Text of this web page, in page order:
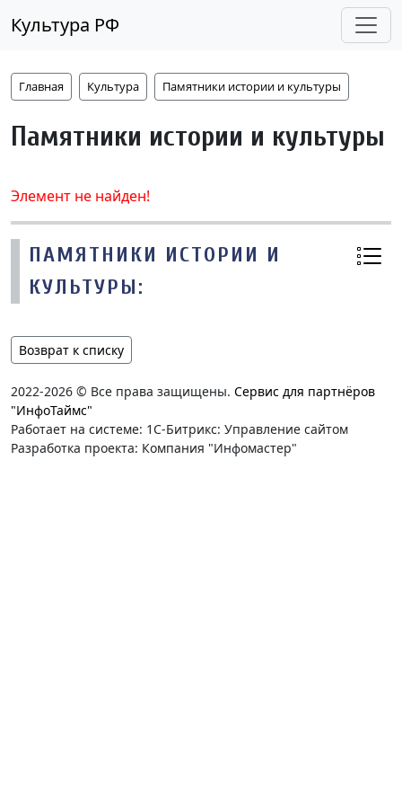
Культура РФ
Главная Культура Памятники истории и культуры
Памятники истории и культуры
Элемент не найден!
ПАМЯТНИКИ ИСТОРИИ И
КУЛЬТУРЫ:
Возврат к списку
2022-2026 © Все права защищены. Сервис для партнёров
"ИнфоТаймс"
Работает на системе: 1С-Битрикс: Управление сайтом
Разработка проекта: Компания "Инфомастер"